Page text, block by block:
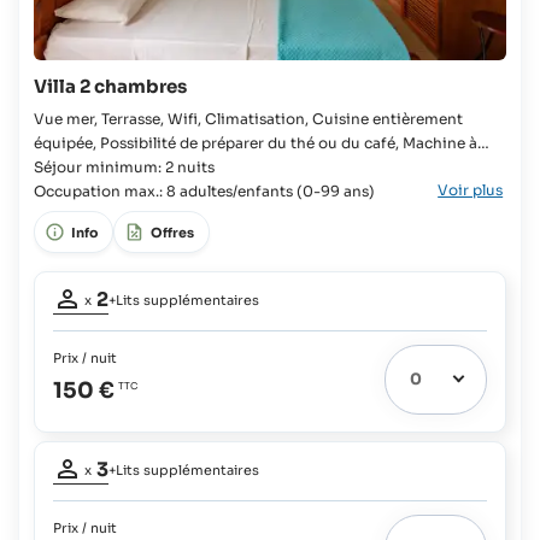
Villa 2 chambres
Vue mer, Terrasse, Wifi, Climatisation, Cuisine entièrement
équipée, Possibilité de préparer du thé ou du café, Machine à
laver, Douche, Sèche-cheveux 2x Chambre, 4x Lit simple, 2x Lit
Queen-size, Armoire, Lit bébé possible, 2x Salle de bains, Toilette,
Séjour minimum: 2 nuits
Occupation max.: 8 adultes/enfants (0-99 ans)
Voir plus
Info Offres
Occupation
Lits
extras
Bébés:
gratuit
Enfants
jusqu'à
x 2+Lits supplémentaires
Prix / nuit
150 €
Occupation
x 3+Lits supplémentaires
Prix / nuit